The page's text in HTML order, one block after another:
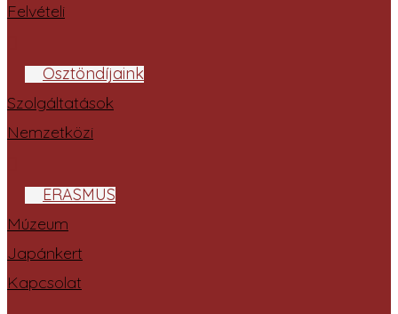
Felvételi
Ösztöndíjaink
Szolgáltatások
Nemzetközi
ERASMUS
Múzeum
Japánkert
Kapcsolat